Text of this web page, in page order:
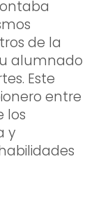
de la
alumnado
Este
entre
los
y